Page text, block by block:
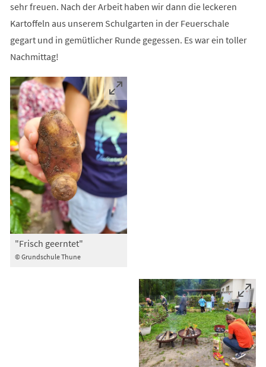
sehr freuen. Nach der Arbeit haben wir dann die leckeren
Kartoffeln aus unserem Schulgarten in der Feuerschale
gegart und in gemütlicher Runde gegessen. Es war ein toller
Nachmittag!
© Grundschule Thune
"Frisch geerntet"